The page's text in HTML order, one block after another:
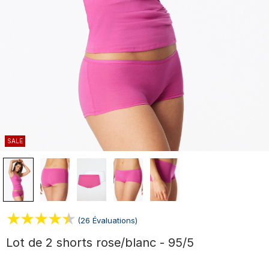
SALE
(26 Évaluations)
Lot de 2 shorts rose/blanc - 95/5